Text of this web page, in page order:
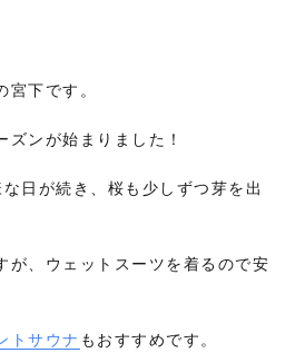
宮下です。
ンが始まりました！
日が続き、桜も少しずつ芽を出
が、ウェットスーツを着るので安
トサウナ もおすすめです。